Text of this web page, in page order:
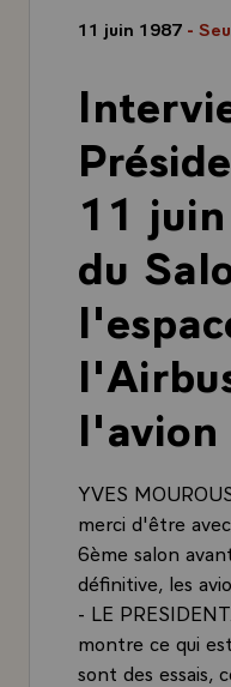
11 juin 1987 -
11
du
l'avion
YVES
merci d'être
6ème salon
définitive, les
- LE
montre ce qui
sont des essais,